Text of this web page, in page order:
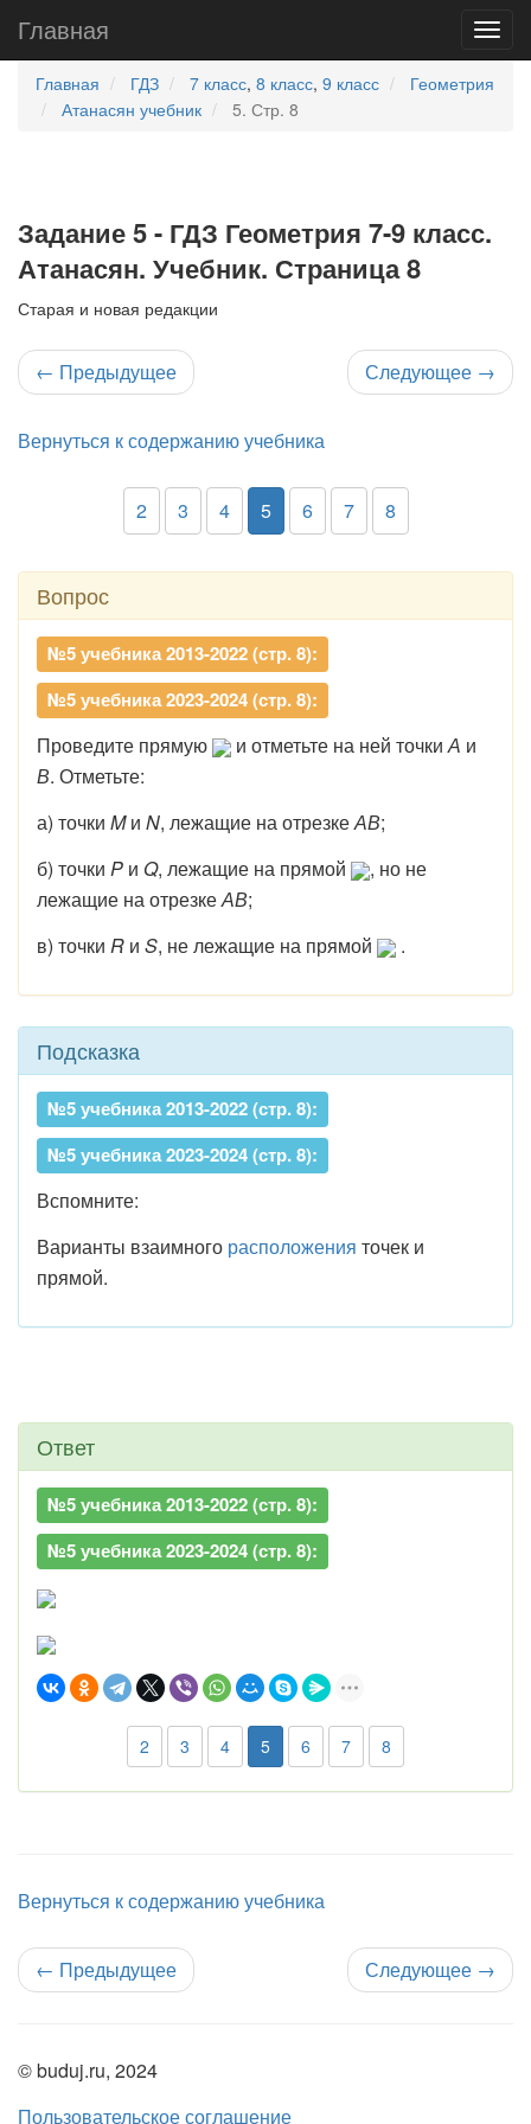
Главная
Главная ГДЗ 7 класс, 8 класс, 9 класс
Геометрия
Атанасян учебник
5. Стр. 8
Задание 5 - ГДЗ Геометрия 7-9 класс.
Атанасян. Учебник. Страница 8
Старая и новая редакции
← Предыдущее Следующее →
Вернуться к содержанию учебника
2 3 4 5 6 7 8
Вопрос
№5 учебника 2013-2022 (стр. 8):
№5 учебника 2023-2024 (стр. 8):
Проведите прямую и отметьте на ней точкиА и
В. Отметьте:
а) точки Mи N, лежащие на отрезкеАВ;
б) точки P и Q, лежащие на прямой
, но не
лежащие на отрезкеАВ;
в) точки R и S, не лежащие на прямой .
Подсказка
№5 учебника 2013-2022 (стр. 8):
№5 учебника 2023-2024 (стр. 8):
Вспомните:
Варианты взаимного расположения точек и
прямой.
Ответ
№5 учебника 2013-2022 (стр. 8):
№5 учебника 2023-2024 (стр. 8):
2 3 4 5 6 7 8
Вернуться к содержанию учебника
← Предыдущее Следующее →
© buduj.ru, 2024
Пользовательское соглашение